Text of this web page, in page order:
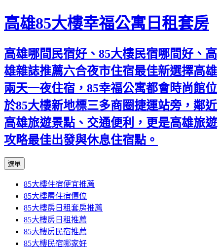
高雄85大樓幸福公寓日租套房
高雄哪間民宿好、85大樓民宿哪間好、高
雄雜誌推薦六合夜市住宿最佳新選擇高雄
兩天一夜住宿，85幸福公寓都會時尚館位
於85大樓新地標三多商圈捷運站旁，鄰近
高雄旅遊景點、交通便利，更是高雄旅遊
攻略最佳出發與休息住宿點。
選單
內
容
區
85大樓住宿便宜推薦
85大樓層住宿價位
85大樓房日租套房推薦
85大樓房日租推薦
85大樓房民宿推薦
85大樓民宿哪家好